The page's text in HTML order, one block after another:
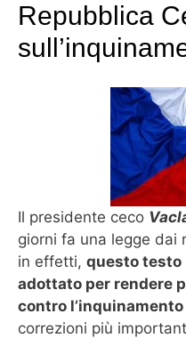
Repubblica
Il presidente ceco
giorni fa una legge dai
in effetti, questo testo
adottato per rendere
contro
correzioni più